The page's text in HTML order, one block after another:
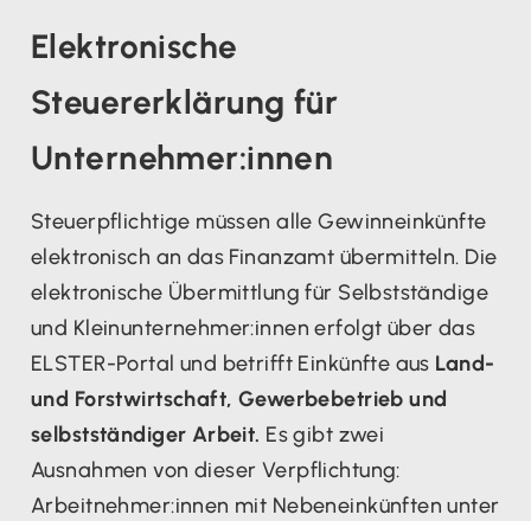
Elektronische
Steuererklärung für
Unternehmer:innen
Steuerpflichtige müssen alle Gewinneinkünfte
elektronisch an das Finanzamt übermitteln. Die
elektronische Übermittlung für Selbstständige
und Kleinunternehmer:innen erfolgt über das
ELSTER-Portal und betrifft Einkünfte aus Land-
und Forstwirtschaft, Gewerbebetrieb und
selbstständiger Arbeit. Es gibt zwei
Ausnahmen von dieser Verpflichtung:
Arbeitnehmer:innen mit Nebeneinkünften unter